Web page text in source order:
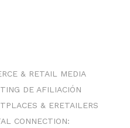
& RETAIL MEDIA
DE AFILIACIÓN
& ERETAILERS
CONNECTION: